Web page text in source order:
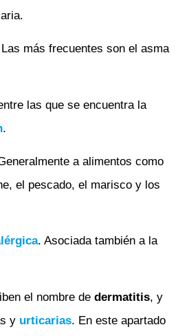
más frecuentes son el asma
las que se encuentra la
.
a alimentos como
el pescado, el marisco y los
. Asociada también a la
el nombre de dermatitis, y
y urticarias. En este apartado